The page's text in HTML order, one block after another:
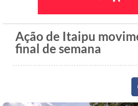
Ação de Itaipu
final de semana